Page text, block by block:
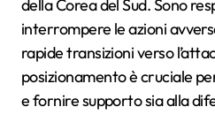
della Corea del Sud. Sono
interrompere le azioni
rapide transizioni verso
posizionamento è cruciale
e fornire supporto sia alla